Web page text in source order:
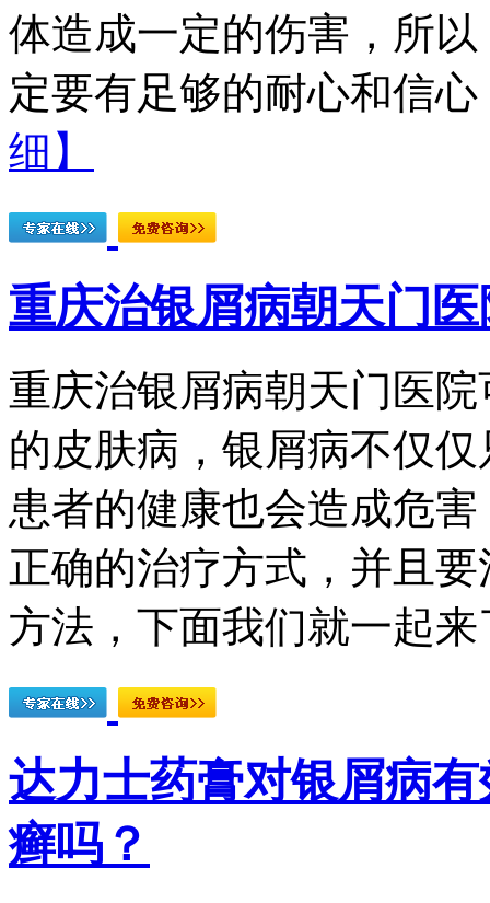
体造成一定的伤害，所
定要有足够的耐心和信
细】
重庆治银屑病朝天门
重庆治银屑病朝天门医
的皮肤病，银屑病不仅
患者的健康也会造成危
正确的治疗方式，并且
方法，下面我们就一起
达力士药膏对银屑病
癣吗？